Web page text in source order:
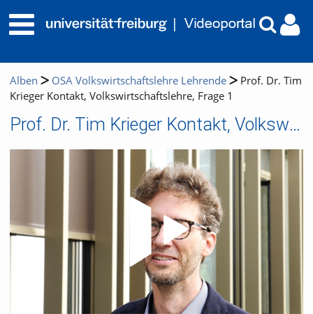
Alben OSA Volkswirtschaftslehre Lehrende
Prof. Dr. Tim
Krieger Kontakt, Volkswirtschaftslehre, Frage 1
Prof. Dr. Tim Krieger Kontakt, Volkswirtschaftslehre, Frage 1